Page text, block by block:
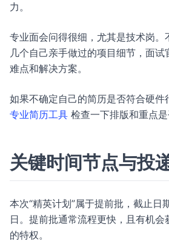
力。
专业面会问得很细，尤其是技术岗。
几个自己亲手做过的项目细节，面
难点和解决方案。
如果不确定自己的简历是否符合硬件
专业简历工具 检查一下排版和重点是
关键时间节点与投
本次“精英计划”属于提前批，截止
日。提前批通常流程更快，且有机
的特权。